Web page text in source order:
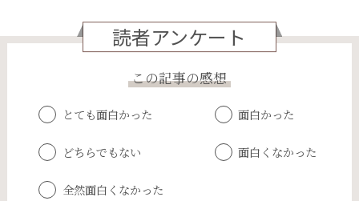
読者アンケート
この記事の感想
とても面白かった 面白かった
どちらでもない 面白くなかった
全然面白くなかった